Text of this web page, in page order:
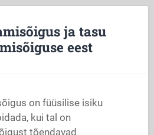
ja tasu
eest
on füüsilise isiku
kui tal on
tõendavad